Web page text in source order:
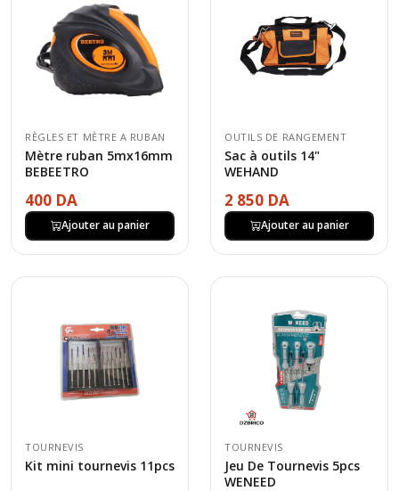
RÈGLES ET MÈTRE A RUBAN
Mètre ruban 5mx16mm
BEBEETRO
400 DA
Ajouter au panier
OUTILS DE RANGEMENT
Sac à outils 14"
WEHAND
2 850 DA
Ajouter au panier
TOURNEVIS
Kit mini tournevis 11pcs
TOURNEVIS
Jeu De Tournevis 5pcs
WENEED